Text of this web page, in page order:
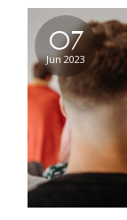
07
Jun 2023